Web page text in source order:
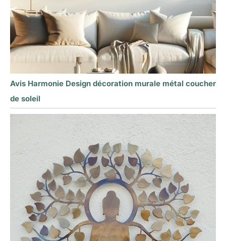
Avis Harmonie Design décoration murale métal coucher
de soleil